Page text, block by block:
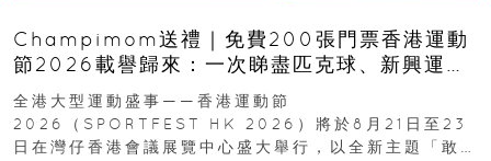
Champimom送禮｜免費200張門票香港運動
節2026載譽歸來：一次睇盡匹克球、新興運
動、街舞比賽＋逾百運動品牌展覽
全港大型運動盛事——香港運動節
2026（SPORTFEST HK 2026）將於8月21日至23
日在灣仔香港會議展覽中心盛大舉行，以全新主題「敢